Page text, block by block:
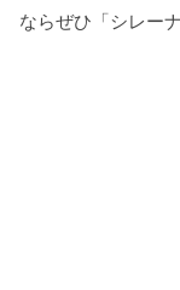
ならぜひ「シレー